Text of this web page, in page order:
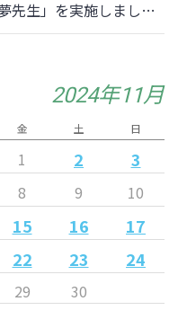
塩竈市立月見ヶ丘小学校にて「夢先生」を実施しました。
2024年11月
金 土 日
1 2 3
8 9
10
15 16 17
22 23 24
29
30